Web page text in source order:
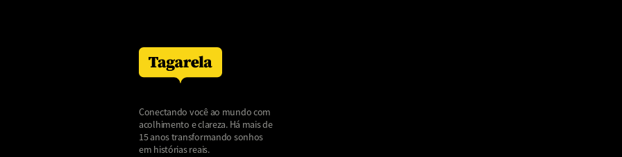
Conectando você ao mundo com
acolhimento e clareza. Há mais de
15 anos transformando sonhos
em histórias reais.